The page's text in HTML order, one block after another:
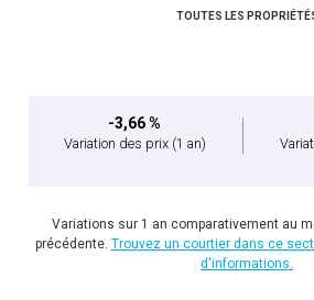
TOUTES LES
-3,66 %
Variation des prix (1 an)
Variations sur 1 an comparativement au
précédente. Trouvez un courtier dans ce
d'informations.